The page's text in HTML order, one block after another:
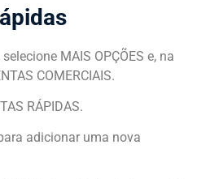
MAIS OPÇÕES e, na
COMERCIAIS.
RÁPIDAS.
adicionar uma nova